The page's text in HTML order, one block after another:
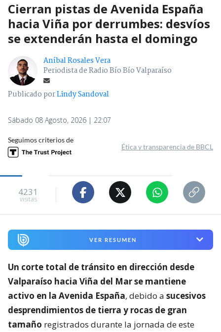
Cierran pistas de Avenida España
hacia Viña por derrumbes: desvíos
se extenderán hasta el domingo
Aníbal Rosales Vera
Periodista de Radio Bío Bío Valparaíso
Publicado porLindy Sandoval
Sábado 08 Agosto, 2026 | 22:07
Seguimos criterios de
Ética y transparencia de BBCL
4231
visitas
VER RESUMEN
Un corte total de tránsito en dirección desde
Valparaíso hacia Viña del Mar se mantiene
activo en la Avenida España, debido a sucesivos
desprendimientos de tierra y rocas de gran
tamaño registrados durante la jornada de este